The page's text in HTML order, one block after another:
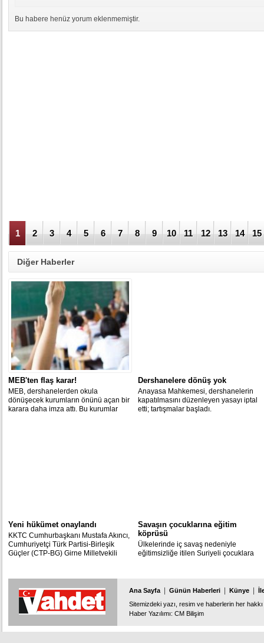
Bu habere henüz yorum eklenmemiştir.
1 2 3 4 5 6 7 8 9 10 11 12 13 14 15
Diğer Haberler
MEB'ten flaş karar!
MEB, dershanelerden okula
dönüşecek kurumların önünü açan bir
karara daha imza attı. Bu kurumlar
Dershanelere dönüş yok
Anayasa Mahkemesi, dershanelerin
kapatılmasını düzenleyen yasayı iptal
etti; tartışmalar başladı.
Yeni hükümet onaylandı
KKTC Cumhurbaşkanı Mustafa Akıncı,
Cumhuriyetçi Türk Partisi-Birleşik
Güçler (CTP-BG) Girne Milletvekili
Savaşın çocuklarına eğitim
köprüsü
Ülkelerinde iç savaş nedeniyle
eğitimsizliğe itilen Suriyeli çocuklara
tamamlıyor.
Ana Sayfa Günün Haberleri Künye
Sitemizdeki yazı, resim ve haberlerin her
Haber Yazılımı: CM Bilişim